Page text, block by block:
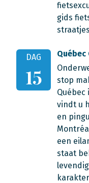
gids
DAG
15
stop
Québec
vindt u
en
een
staat